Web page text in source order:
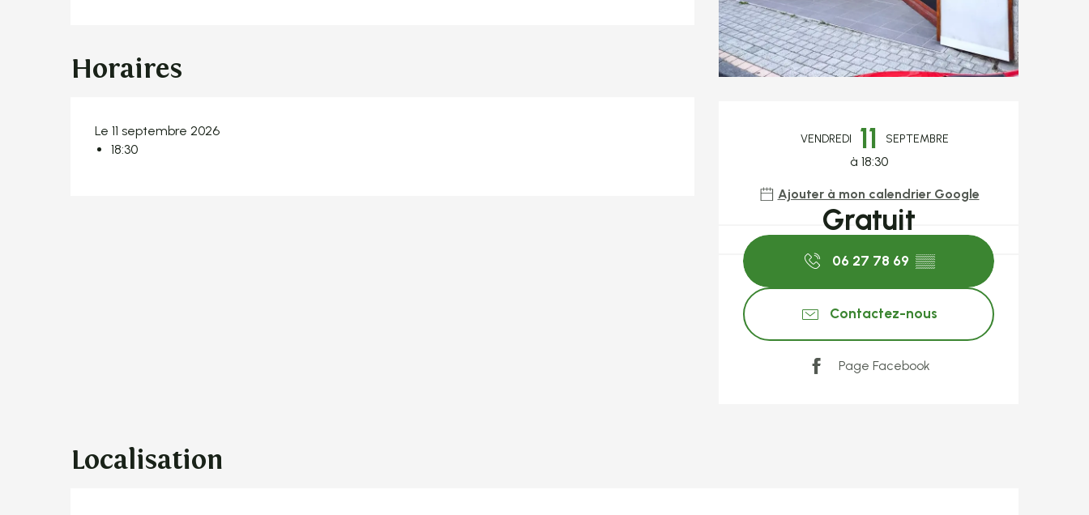
Ouverture et
VENDREDI 11 SEPTEMBRE
à 18:30
Ajouter à mon calendrier Google
Gratuit
06 27 78 69 ▒▒
Contactez-nous
Page Facebook
Horaires
Le 11 septembre 2026
18:30
Localisation